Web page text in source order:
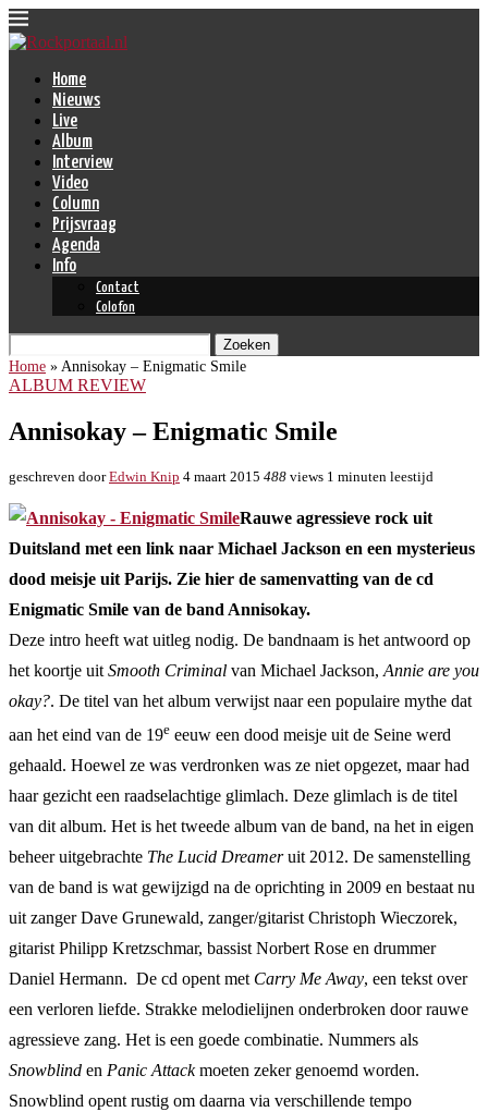
Home
Nieuws
Live
Album
Interview
Video
Column
Prijsvraag
Agenda
Info
Contact
Colofon
Zoeken
Home » Annisokay – Enigmatic Smile
ALBUM REVIEW
Annisokay – Enigmatic Smile
geschreven doorEdwin Knip 4 maart 2015 488 views 1 minuten leestijd
Rauwe agressieve rock uit
Duitsland met een link naar Michael Jackson en een mysterieus
dood meisje uit Parijs. Zie hier de samenvatting van de cd
Enigmatic Smile van de band Annisokay.
Deze intro heeft wat uitleg nodig. De bandnaam is het antwoord op
het koortje uit Smooth Criminal van Michael Jackson, Annie are you
okay?. De titel van het album verwijst naar een populaire mythe dat
aan het eind van de 19e eeuw een dood meisje uit de Seine werd
gehaald. Hoewel ze was verdronken was ze niet opgezet, maar had
haar gezicht een raadselachtige glimlach. Deze glimlach is de titel
van dit album. Het is het tweede album van de band, na het in eigen
beheer uitgebrachte The Lucid Dreameruit 2012. De samenstelling
van de band is wat gewijzigd na de oprichting in 2009 en bestaat nu
uit zanger Dave Grunewald, zanger/gitarist Christoph Wieczorek,
gitarist Philipp Kretzschmar, bassist Norbert Rose en drummer
Daniel Hermann. De cd opent met Carry Me Away, een tekst over
een verloren liefde. Strakke melodielijnen onderbroken door rauwe
agressieve zang. Het is een goede combinatie. Nummers als
Snowblind en Panic Attackmoeten zeker genoemd worden.
Snowblind opent rustig om daarna via verschillende tempo